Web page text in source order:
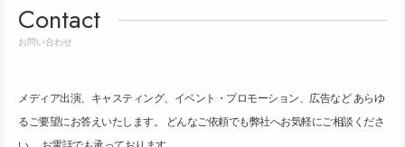
Contact
お問い合わせ
メディア出演、キャスティング、イベント・プロモーション、広告など あらゆ
るご要望にお答えいたします。 どんなご依頼でも弊社へお気軽にご相談くださ